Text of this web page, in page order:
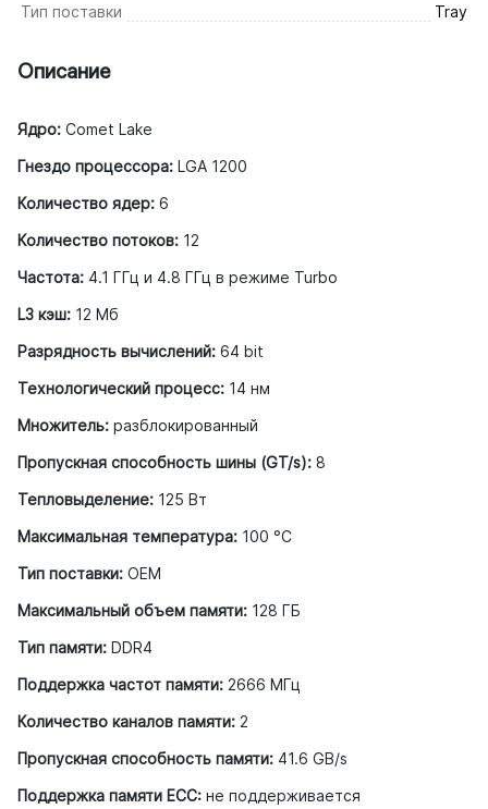
Тип поставки Tray
Описание
Ядро: Comet Lake
Гнездо процессора: LGA 1200
Количество ядер: 6
Количество потоков: 12
Частота: 4.1 ГГц и 4.8 ГГц в режиме Turbo
L3 кэш: 12 Мб
Разрядность вычислений: 64 bit
Технологический процесс: 14 нм
Множитель: разблокированный
Пропускная способность шины (GT/s): 8
Тепловыделение: 125 Вт
Максимальная температура: 100 °С
Тип поставки: OEM
Максимальный объем памяти: 128 ГБ
Тип памяти: DDR4
Поддержка частот памяти: 2666 МГц
Количество каналов памяти: 2
Пропускная способность памяти: 41.6 GB/s
Поддержка памяти ECC: не поддерживается